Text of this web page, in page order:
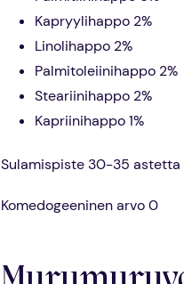
Kapryylihappo 2%
Linolihappo 2%
Palmitoleiinihappo 2%
Steariinihappo 2%
Kapriinihappo 1%
Sulamispiste 30-35 astetta
Komedogeeninen arvo 0